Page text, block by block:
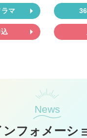
ラマ
込
News
ンフォメーシ